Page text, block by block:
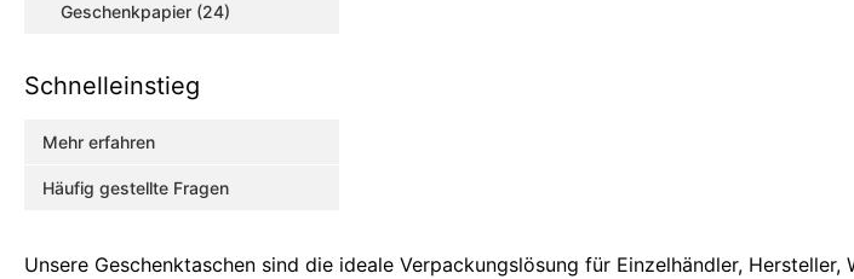
Geschenkpapier (24)
Schnelleinstieg
Mehr erfahren
Häufig gestellte Fragen
Unsere Geschenktaschen sind die ideale Verpackungslösung für Einzelhändler,